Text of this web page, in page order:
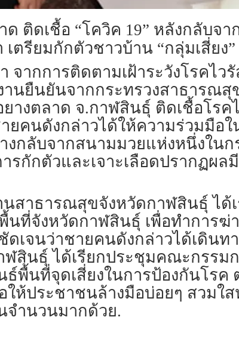
ติดเชื้อ “โควิค 19” หลังกลับจ
ตรียมกักตัวชาวบ้าน “กลุ่มเสี่ยง”
จากการติดตามเฝ้าระวังโรคไว
านยืนยันจากกระทรวงสาธารณ
างตลาด จ.กาฬสินธุ์ ติดเชื้อโรค
คนดังกล่าวได้ให้ความร่วมมือใ
งกลับจากสนามมวยแห่งหนึ่งในก
กักตัวและเจาะเลือดปรากฏผล
สาธารณสุขจังหวัดกาฬสินธุ์ ได้
นที่จังหวัดกาฬสินธุ์ เพื่อทำการฆ่
เจนว่าชายคนดังกล่าวได้เดินท
สินธุ์ ได้เรียกประชุมคณะกรรม
พื้นที่จุดเสี่ยงในการป้องกันโรค
ห้ประชาชนล้างมือบ่อยๆ สวมใ
จำนวนมากด้วย.